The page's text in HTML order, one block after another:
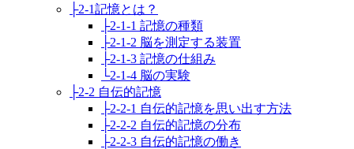
├2-1記憶とは？
├2-1-1 記憶の種類
├2-1-2 脳を測定する装置
├2-1-3 記憶の仕組み
└2-1-4 脳の実験
├2-2 自伝的記憶
├2-2-1 自伝的記憶を思い出す方法
├2-2-2 自伝的記憶の分布
├2-2-3 自伝的記憶の働き